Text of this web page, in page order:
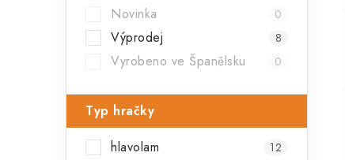
p
a
Novinka 0
Výprodej 8
Vyrobeno ve Španělsku 0
Typ hračky
hlavolam
12